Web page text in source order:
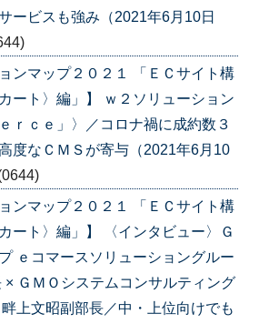
ービスも強み（2021年6月10日
ンマップ２０２１ 「ＥＣサイト構
ート〉編」】 ｗ２ソリューション
ｒｃｅ」〉／コロナ禍に成約数３
度なＣＭＳが寄与（2021年6月10
ンマップ２０２１ 「ＥＣサイト構
ート〉編」】 〈インタビュー〉Ｇ
ｅコマースソリューショングルー
× ＧＭＯシステムコンサルティング
上文昭副部長／中・上位向けでも